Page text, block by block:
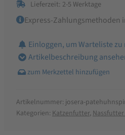
mit
Spinat,
Menge
Lieferzeit: 2-5 Werktage
Express-Zahlungsmethoden
Einloggen, um Warteliste zu
Artikelbeschreibung
Artikelnummer: josera-
Kategorien: Katzenfutter,